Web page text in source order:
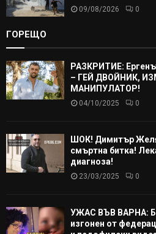
09/08/2026 0
ГОРЕЩО
РАЗКРИТИЕ:
– ГЕЙ ДВОЙНИК,
МАНИПУЛАТОР!
04/10/2025 0
ШОК! Димитър
смъртна битка!
диагноза!
23/03/2025 0
УЖАС ВЪВ ВАРНА:
изгонен от